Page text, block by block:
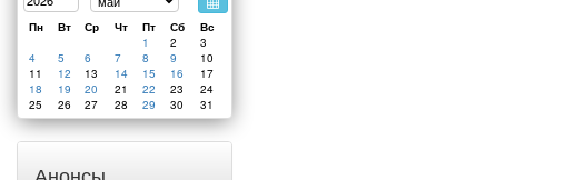
Пн Вт Ср Чт Пт Сб
Вс
1
2
3
4
5 6 7 8 9
10
11
12 13 14 15 16
17
18
19 20 21 22 23
24
25
26 27 28 29 30 31